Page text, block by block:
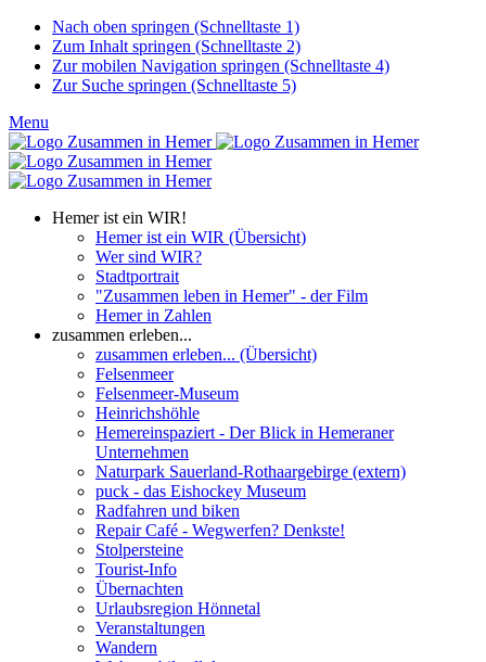
Nach oben springen (Schnelltaste 1)
Zum Inhalt springen (Schnelltaste 2)
Zur mobilen Navigation springen (Schnelltaste 4)
Zur Suche springen (Schnelltaste 5)
Menu
Hemer ist ein WIR!
Hemer ist ein WIR (Übersicht)
Wer sind WIR?
Stadtportrait
"Zusammen leben in Hemer" - der Film
Hemer in Zahlen
zusammen erleben...
zusammen erleben... (Übersicht)
Felsenmeer
Felsenmeer-Museum
Heinrichshöhle
Hemereinspaziert - Der Blick in Hemeraner
Unternehmen
Naturpark Sauerland-Rothaargebirge (extern)
puck - das Eishockey Museum
Radfahren und biken
Repair Café - Wegwerfen? Denkste!
Stolpersteine
Tourist-Info
Übernachten
Urlaubsregion Hönnetal
Veranstaltungen
Wandern